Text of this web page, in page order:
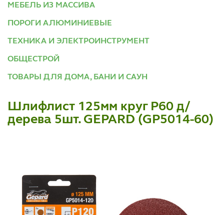
МЕБЕЛЬ ИЗ МАССИВА
ПОРОГИ АЛЮМИНИЕВЫЕ
ТЕХНИКА И ЭЛЕКТРОИНСТРУМЕНТ
ОБЩЕСТРОЙ
ТОВАРЫ ДЛЯ ДОМА, БАНИ И САУН
Шлифлист 125мм круг Р60 д/
дерева 5шт. GEPARD (GP5014-60)